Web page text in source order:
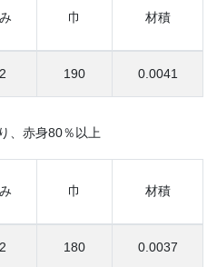
巾 材積
190 0.0041
、赤身80％以上
巾 材積
180 0.0037